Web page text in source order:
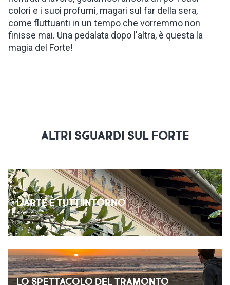
CONTATTI
colori e i suoi profumi, magari sul far della sera,
come fluttuanti in un tempo che vorremmo non
finisse mai. Una pedalata dopo l'altra, è questa la
magia del Forte!
ALTRI SGUARDI SUL FORTE
L’ARTE È TUTT’INTORNO
LO SPETTACOLO DEL TRAMONTO